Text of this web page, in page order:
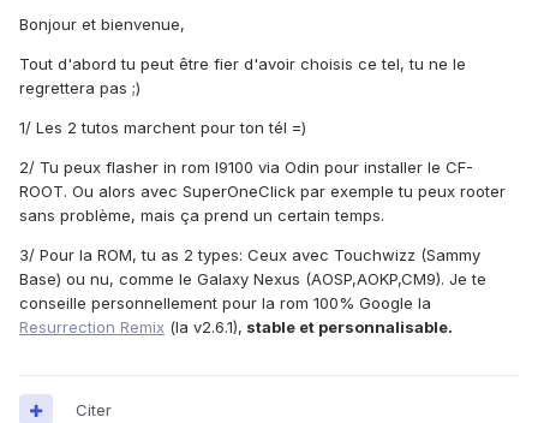
Bonjour et bienvenue,
Tout d'abord tu peut être fier d'avoir choisis ce tel, tu ne le
regrettera pas ;)
1/ Les 2 tutos marchent pour ton tél =)
2/ Tu peux flasher in rom I9100 via Odin pour installer le CF-
ROOT. Ou alors avec SuperOneClick par exemple tu peux rooter
sans problème, mais ça prend un certain temps.
3/ Pour la ROM, tu as 2 types: Ceux avec Touchwizz (Sammy
Base) ou nu, comme le Galaxy Nexus (AOSP,AOKP,CM9). Je te
conseille personnellement pour la rom 100% Google la
Resurrection Remix (la v2.6.1), stable et personnalisable.
Citer